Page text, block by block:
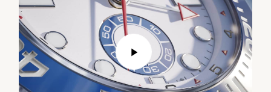
Play